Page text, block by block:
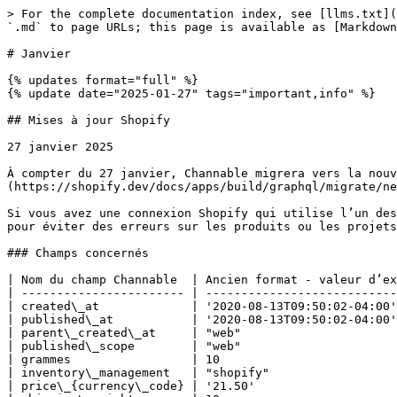
> For the complete documentation index, see [llms.txt](https://helpcenter.channable.com/llms.txt). Markdown versions of documentation pages are available by appending `.md` to page URLs; this page is available as [Markdown](https://helpcenter.channable.com/changelog/changelog-fr/2025/janvier.md).

# Janvier

{% updates format="full" %}
{% update date="2025-01-27" tags="important,info" %}

## Mises à jour Shopify

27 janvier 2025

À compter du 27 janvier, Channable migrera vers la nouvelle API de Shopify, car la Version actuelle est en train d’être [dépréciée](https://shopify.dev/docs/apps/build/graphql/migrate/new-product-model#whats-changing).

Si vous avez une connexion Shopify qui utilise l’un des champs décrits dans cet article, vous devez [prendre des mesures maintenant](#h_01JJ4HPAQCC0YZT7ZYH66XSR3D) pour éviter des erreurs sur les produits ou les projets.

### Champs concernés

| Nom du champ Channable  | Ancien format - valeur d’exemple | Nouveau format - valeur d’exemple                           |
| ----------------------- | -------------------------------- | ----------------------------------------------------------- |
| created\_at             | '2020-08-13T09:50:02-04:00'      | '2020-08-13T13:50:02Z'                                      |
| published\_at           | '2020-08-13T09:50:02-04:00'      | '2020-08-13T13:50:02Z'                                      |
| parent\_created\_at     | "web"                            | Aucun - Champ obsolète                                      |
| published\_scope        | "web"                            | Aucun - Champ obsolète                                      |
| grammes                 | 10                               | Aucun - Champ obsolète                                      |
| inventory\_management   | "shopify"                        | Aucun - Champ obsolète                                      |
| price\_{currency\_code} | '21.50'                          | [Obsolète `price_eur` champ](#h_01JJ4HPAQCRZ5BA07WQKP199DX) |
| shipping\_weight        | 10g                              | 10GRAMS                                                     |
| fulfillment\_service    | "manuel'                         | Aucun - Champ obsolète                                      |

### Ce que vous devez faire

{% stepper %}
{% step %}

#### Actualisez votre connexion Shopify

{% hint style="info" %}
Cette action ne crée pas une nouvelle connexion Shopify.
{% endhint %}

Actualisez votre connexion Shopify en suivant ces étapes :

{% stepper %}
{% step %}
Accédez à **Paramètres entreprise** > **Termes et Conditions (en anglais)** et localisez votre connexion Shopify.
{% endstep %}

{% step %}
Cliquez sur **Modifier**.
{% endstep %}

{% step %}
Cliquez sur **Actualiser la connexion**. Vous serez redirigé(e) vers Shopify.
{% endstep %}

{% step %}
Connectez-vous A Shopify.
{% endstep %}

{% step %}
Acceptez les périmètres d’accès que Channable a demandés A.

{% hint style="warning" %}
si vous ne recevez pas d’invite pour accorder l’autorisation lorsque vous êtes redirigé(e) vers Shopify, vérifiez que vous disposez des bonnes Autorisations en Shopify comme décrit [ici](https://help.shopify.com/en/manual/your-account/staff-accounts/staff-roles/permissions/permissions-descriptions).
{% endhint %}
{% endstep %}

{% step %}
Vous serez redirigé(e) A Channable. Cliquez